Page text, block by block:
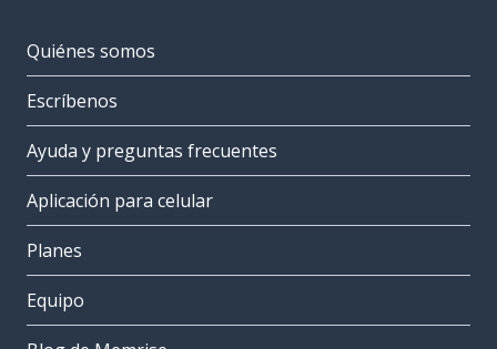
Quiénes somos
Escríbenos
Ayuda y preguntas frecuentes
Aplicación para celular
Planes
Equipo